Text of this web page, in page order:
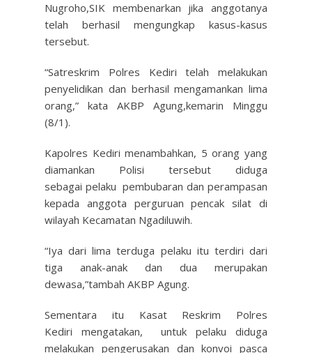
Nugroho,SIK membenarkan jika anggotanya
telah berhasil mengungkap kasus-kasus
tersebut.
“Satreskrim Polres Kediri telah melakukan
penyelidikan dan berhasil mengamankan lima
orang,” kata AKBP Agung,kemarin Minggu
(8/1).
Kapolres Kediri menambahkan, 5 orang yang
diamankan Polisi tersebut diduga
sebagai pelaku pembubaran dan perampasan
kepada anggota perguruan pencak silat di
wilayah Kecamatan Ngadiluwih.
“Iya dari lima terduga pelaku itu terdiri dari
tiga anak-anak dan dua merupakan
dewasa,”tambah AKBP Agung.
Sementara itu Kasat Reskrim Polres
Kediri mengatakan, untuk pelaku diduga
melakukan pengerusakan dan konvoi pasca